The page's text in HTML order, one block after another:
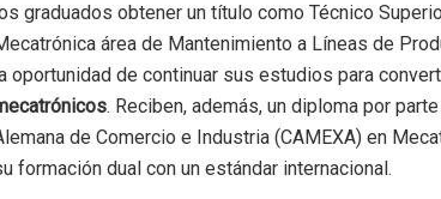
graduados obtener un título como Técnico
área de Mantenimiento a Líneas de
oportunidad de continuar sus estudios para
. Reciben, además, un diploma por
de Comercio e Industria (CAMEXA) en
formación dual con un estándar internacional.